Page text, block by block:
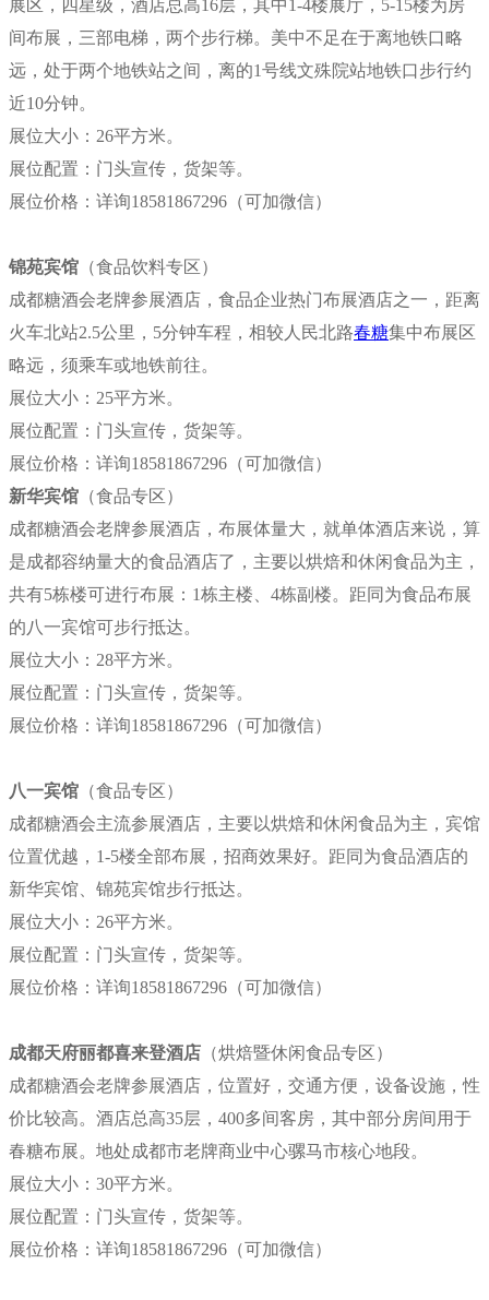
展区，四星级，酒店总高16层，其中1-4楼展厅，5-15楼为房
间布展，三部电梯，两个步行梯。美中不足在于离地铁口略
远，处于两个地铁站之间，离的1号线文殊院站地铁口步行约
近10分钟。
展位大小：26平方米。
展位配置：门头宣传，货架等。
展位价格： 详询18581867296（可加微信）
锦苑宾馆 （食品饮料专区）
成都糖酒会老牌参展酒店，食品企业热门布展酒店之一，距离
火车北站2.5公里，5分钟车程，相较人民北路春糖集中布展区
略远，须乘车或地铁前往。
展位大小：25平方米。
展位配置：门头宣传，货架等。
展位价格： 详询18581867296（可加微信）
新华宾馆 （食品专区）
成都糖酒会老牌参展酒店，布展体量大，就单体酒店来说，算
是成都容纳量大的食品酒店了，主要以烘焙和休闲食品为主，
共有5栋楼可进行布展：1栋主楼、4栋副楼。距同为食品布展
的八一宾馆可步行抵达。
展位大小：28平方米。
展位配置：门头宣传，货架等。
展位价格： 详询18581867296（可加微信）
八一宾馆 （食品专区）
成都糖酒会主流参展酒店，主要以烘焙和休闲食品为主，宾馆
位置优越，1-5楼全部布展，招商效果好。距同为食品酒店的
新华宾馆、锦苑宾馆步行抵达。
展位大小：26平方米。
展位配置：门头宣传，货架等。
展位价格： 详询18581867296（可加微信）
成都天府丽都喜来登酒店 （烘焙暨休闲食品专区）
成都糖酒会老牌参展酒店，位置好，交通方便，设备设施，性
价比较高。酒店总高35层，400多间客房，其中部分房间用于
春糖布展。地处成都市老牌商业中心骡马市核心地段。
展位大小：30平方米。
展位配置：门头宣传，货架等。
展位价格： 详询18581867296（可加微信）